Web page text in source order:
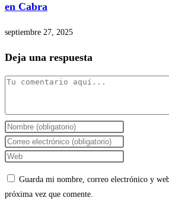
en Cabra
septiembre 27, 2025
Deja una respuesta
Comentario
Introduce
tu
nombre
Introduce
tu
Introduce
Guarda mi nombre, correo electrónico y
próxima vez que comente.